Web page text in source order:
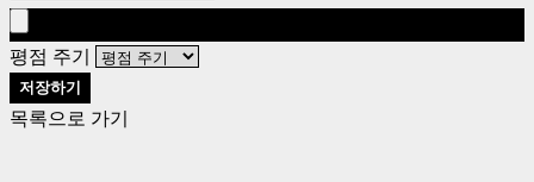
평점 주기
저장하기
목록으로 가기